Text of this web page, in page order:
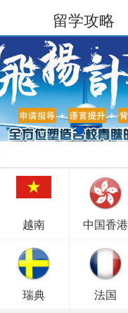
留学攻略
越南 中国香港
瑞典 法国